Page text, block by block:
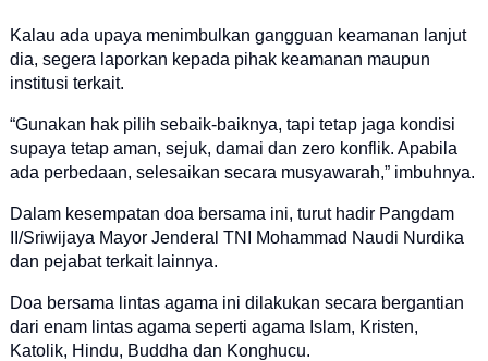
Kalau ada upaya menimbulkan gangguan keamanan lanjut
dia, segera laporkan kepada pihak keamanan maupun
institusi terkait.
“Gunakan hak pilih sebaik-baiknya, tapi tetap jaga kondisi
supaya tetap aman, sejuk, damai dan zero konflik. Apabila
ada perbedaan, selesaikan secara musyawarah,” imbuhnya.
Dalam kesempatan doa bersama ini, turut hadir Pangdam
II/Sriwijaya Mayor Jenderal TNI Mohammad Naudi Nurdika
dan pejabat terkait lainnya.
Doa bersama lintas agama ini dilakukan secara bergantian
dari enam lintas agama seperti agama Islam, Kristen,
Katolik, Hindu, Buddha dan Konghucu.